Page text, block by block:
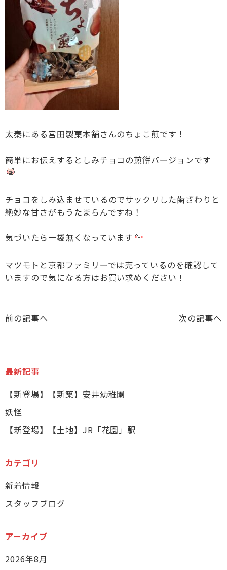
太秦にある宮田製菓本舗さんのちょこ煎です！
簡単にお伝えするとしみチョコの煎餅バージョンです
チョコをしみ込ませているのでサックリした歯ざわりと
絶妙な甘さがもうたまらんですね！
気づいたら一袋無くなっています
マツモトと京都ファミリーでは売っているのを確認して
いますので気になる方はお買い求めください！
前の記事へ 次の記事へ
最新記事
【新登場】【新築】安井幼稚園
妖怪
【新登場】【土地】JR「花園」駅
カテゴリ
新着情報
スタッフブログ
アーカイブ
2026年8月